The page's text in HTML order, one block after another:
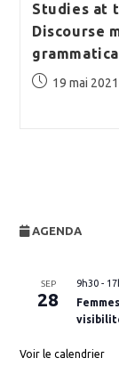
Studies at
Discourse
Publication
19 mai 2021
AGENDA
SEP
28
9h30 -
Voir le calendrier